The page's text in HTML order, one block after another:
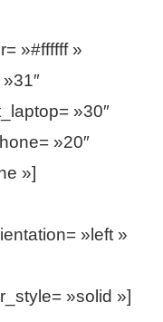
»#ffffff »
»30″
»20″
»]
»left »
»solid »]